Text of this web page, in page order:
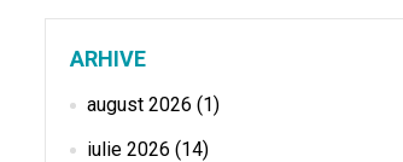
ARHIVE
august 2026 (1)
iulie 2026 (14)